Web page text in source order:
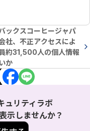
ックスコーヒージャパ
社、不正アクセスによ
約31,500人の個人情報
か
ュリティラボ
示しませんか？